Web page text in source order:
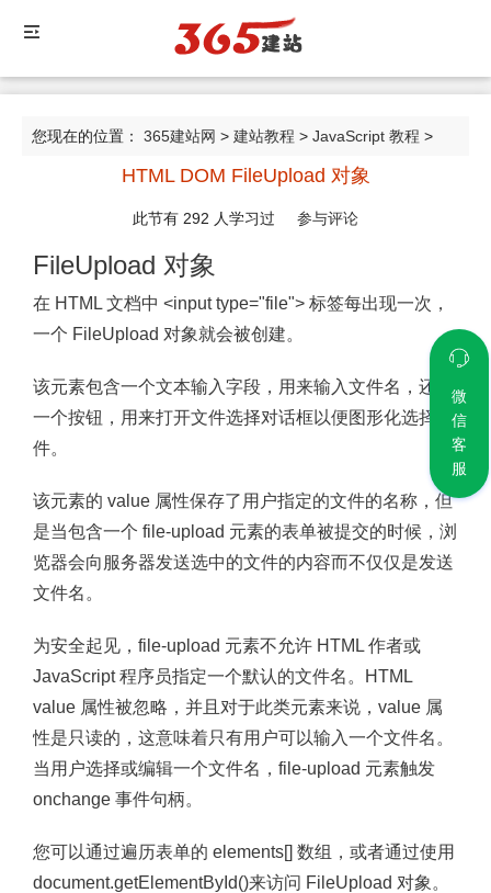
您现在的位置： 365建站网 > 建站教程 > JavaScript 教程 >
HTML DOM FileUpload 对象
HTML DOM FileUpload 对象
此节有 292 人学习过 参与评论
FileUpload 对象
在 HTML 文档中 <input type="file"> 标签每出现一次，
一个 FileUpload 对象就会被创建。
该元素包含一个文本输入字段，用来输入文件名，还有
一个按钮，用来打开文件选择对话框以便图形化选择文
件。
该元素的 value 属性保存了用户指定的文件的名称，但
是当包含一个 file-upload 元素的表单被提交的时候，浏
览器会向服务器发送选中的文件的内容而不仅仅是发送
文件名。
为安全起见，file-upload 元素不允许 HTML 作者或
JavaScript 程序员指定一个默认的文件名。HTML
value 属性被忽略，并且对于此类元素来说，value 属
性是只读的，这意味着只有用户可以输入一个文件名。
当用户选择或编辑一个文件名，file-upload 元素触发
onchange 事件句柄。
您可以通过遍历表单的 elements[] 数组，或者通过使用
document.getElementById()来访问 FileUpload 对象。
微
信
客
服